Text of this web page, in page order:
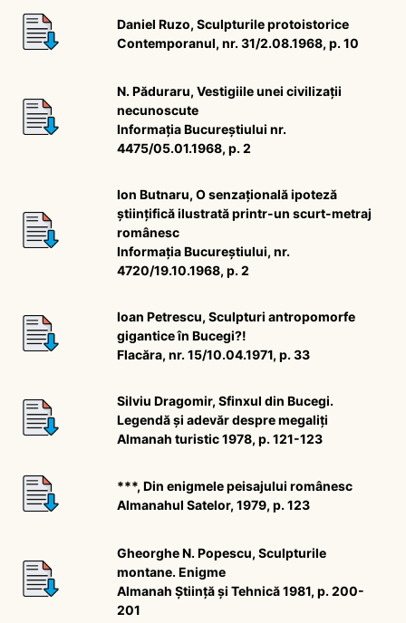
Daniel Ruzo, Sculpturile protoistorice
Contemporanul, nr. 31/2.08.1968, p. 10
N. Păduraru, Vestigiile unei civilizații
necunoscute
Informația Bucureștiului nr.
4475/05.01.1968, p. 2
Ion Butnaru, O senzațională ipoteză
științifică ilustrată printr-un scurt-metraj
românesc
Informația Bucureștiului, nr.
4720/19.10.1968, p. 2
Ioan Petrescu, Sculpturi antropomorfe
gigantice în Bucegi?!
Flacăra, nr. 15/10.04.1971, p. 33
Silviu Dragomir, Sfinxul din Bucegi.
Legendă și adevăr despre megaliți
Almanah turistic 1978, p. 121-123
***, Din enigmele peisajului românesc
Almanahul Satelor, 1979, p. 123
Gheorghe N. Popescu, Sculpturile
montane. Enigme
Almanah Știință și Tehnică 1981, p. 200-
201